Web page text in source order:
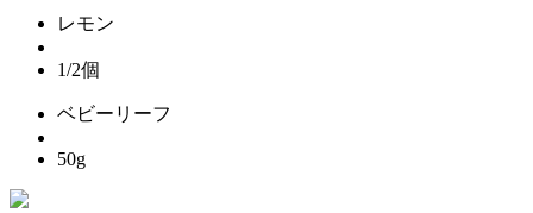
レモン
1/2個
ベビーリーフ
50g